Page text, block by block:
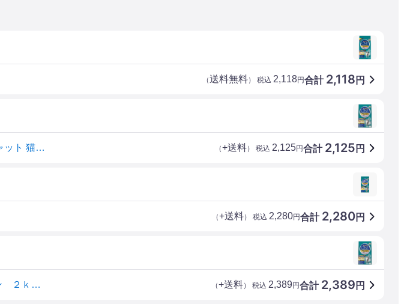
合計 2,118 円
（送料無料） 税込 2,118円
ピュリナワン(Purina ONE) 11歳以上 健康マルチケア チキン 2Kg(500g×4袋) 分包 キャット 猫用 総合栄養食 合成着色料・香料 無添加 合計 2,125 円
（+送料） 税込 2,125円
合計 2,280円
（+送料） 税込 2,280円
キャットフード ピュリナワン 猫 キャット 健康マルチケア １１歳以上 チキン ２ｋｇ（５００ｇX４袋） ＣＲＣ35―15―68―20―00 合計 2,389 円
（+送料） 税込 2,389円